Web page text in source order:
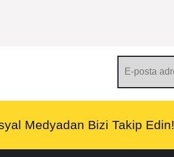
Medyadan Bizi Takip Edin!